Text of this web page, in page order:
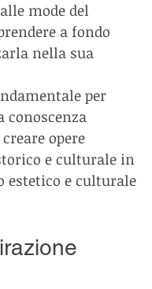
mode del
a fondo
nella sua
per
conoscenza
opere
e culturale in
estetico e culturale